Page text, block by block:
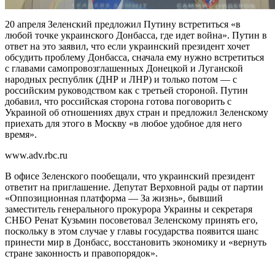
20 апреля Зеленский предложил Путину встретиться «в
любой точке украинского Донбасса, где идет война». Путин в
ответ на это заявил, что если украинский президент хочет
обсудить проблему Донбасса, сначала ему нужно встретиться
с главами самопровозглашенных Донецкой и Луганской
народных республик (ДНР и ЛНР) и только потом — с
российским руководством как с третьей стороной. Путин
добавил, что российская сторона готова поговорить с
Украиной об отношениях двух стран и предложил Зеленскому
приехать для этого в Москву «в любое удобное для него
время».
www.adv.rbc.ru
В офисе Зеленского пообещали, что украинский президент
ответит на приглашение. Депутат Верховной рады от партии
«Оппозиционная платформа — За жизнь», бывший
заместитель генерального прокурора Украины и секретаря
СНБО Ренат Кузьмин посоветовал Зеленскому принять его,
поскольку в этом случае у главы государства появится шанс
принести мир в Донбасс, восстановить экономику и «вернуть
стране законность и правопорядок».